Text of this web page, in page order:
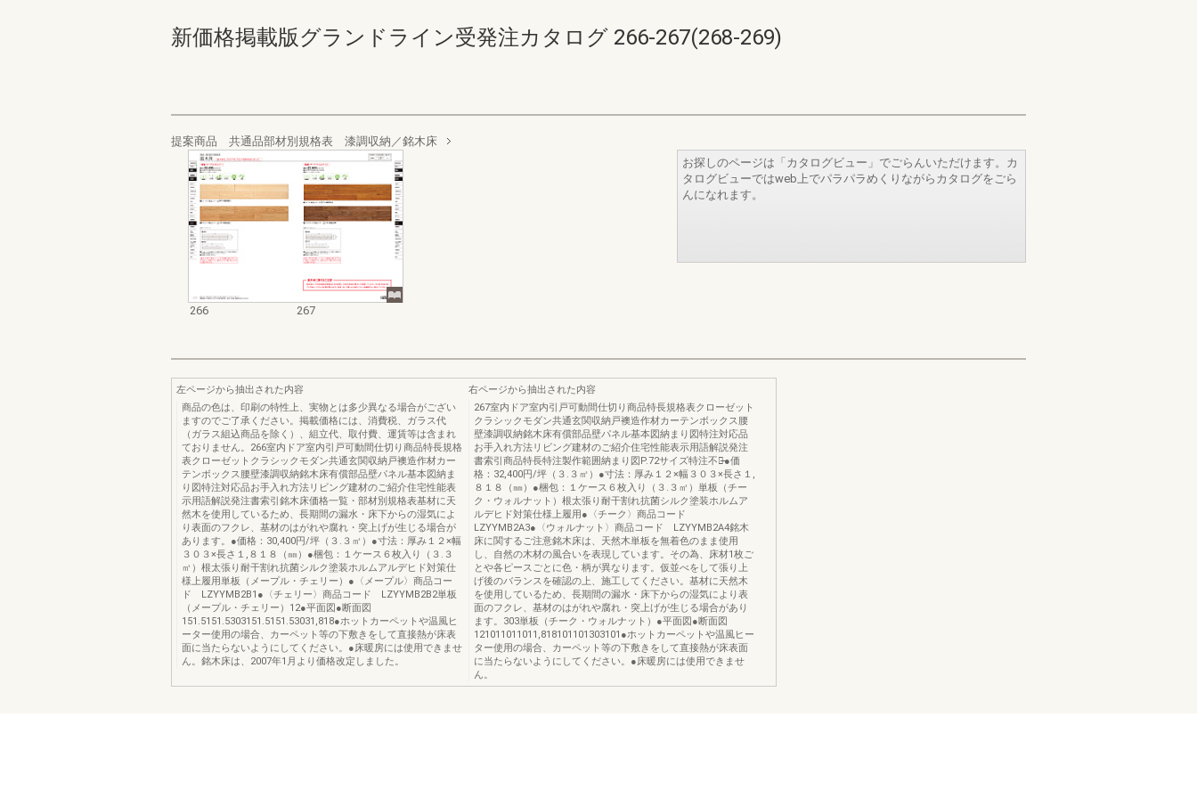
新価格掲載版グランドライン受発注カタログ 266-267(268-269)
提案商品 共通品部材別規格表 漆調収納／銘木床
266 267
お探しのページは「カタログビュー」でごらんいただけます。カ
タログビューではweb上でパラパラめくりながらカタログをごら
んになれます。
左ページから抽出された内容
商品の色は、印刷の特性上、実物とは多少異なる場合がござい
ますのでご了承ください。掲載価格には、消費税、ガラス代
（ガラス組込商品を除く）、組立代、取付費、運賃等は含まれ
ておりません。266室内ドア室内引戸可動間仕切り商品特長規格
表クローゼットクラシックモダン共通玄関収納戸襖造作材カー
テンボックス腰壁漆調収納銘木床有償部品壁パネル基本図納ま
り図特注対応品お手入れ方法リビング建材のご紹介住宅性能表
示用語解説発注書索引銘木床価格一覧・部材別規格表基材に天
然木を使用しているため、長期間の漏水・床下からの湿気によ
り表面のフクレ、基材のはがれや腐れ・突上げが生じる場合が
あります。●価格：30,400円/坪（３.３㎡）●寸法：厚み１２×幅
３０３×長さ１,８１８（㎜）●梱包：１ケース６枚入り（３.３
㎡）根太張り耐干割れ抗菌シルク塗装ホルムアルデヒド対策仕
様上履用単板（メープル・チェリー）●〈メープル〉商品コー
ド LZYYMB2B1●〈チェリー〉商品コード LZYYMB2B2単板
（メープル・チェリー）12●平面図●断面図
151.5151.5303151.5151.53031,818●ホットカーペットや温風ヒ
ーター使用の場合、カーペット等の下敷きをして直接熱が床表
面に当たらないようにしてください。●床暖房には使用できませ
ん。銘木床は、2007年1月より価格改定しました。
右ページから抽出された内容
267室内ドア室内引戸可動間仕切り商品特長規格表クローゼット
クラシックモダン共通玄関収納戸襖造作材カーテンボックス腰
壁漆調収納銘木床有償部品壁パネル基本図納まり図特注対応品
お手入れ方法リビング建材のご紹介住宅性能表示用語解説発注
書索引商品特長特注製作範囲納まり図P.72サイズ特注不可̶̶●価
格：32,400円/坪（３.３㎡）●寸法：厚み１２×幅３０３×長さ１,
８１８（㎜）●梱包：１ケース６枚入り（３.３㎡）単板（チー
ク・ウォルナット）根太張り耐干割れ抗菌シルク塗装ホルムア
ルデヒド対策仕様上履用●〈チーク〉商品コード
LZYYMB2A3●〈ウォルナット〉商品コード LZYYMB2A4銘木
床に関するご注意銘木床は、天然木単板を無着色のまま使用
し、自然の木材の風合いを表現しています。その為、床材1枚ご
とや各ピースごとに色・柄が異なります。仮並べをして張り上
げ後のバランスを確認の上、施工してください。基材に天然木
を使用しているため、長期間の漏水・床下からの湿気により表
面のフクレ、基材のはがれや腐れ・突上げが生じる場合があり
ます。303単板（チーク・ウォルナット）●平面図●断面図
121011011011,818101101303101●ホットカーペットや温風ヒー
ター使用の場合、カーペット等の下敷きをして直接熱が床表面
に当たらないようにしてください。●床暖房には使用できませ
ん。